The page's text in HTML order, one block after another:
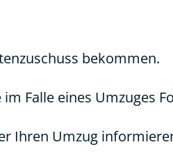
bekommen.
Falle eines Umzuges
Ihren Umzug